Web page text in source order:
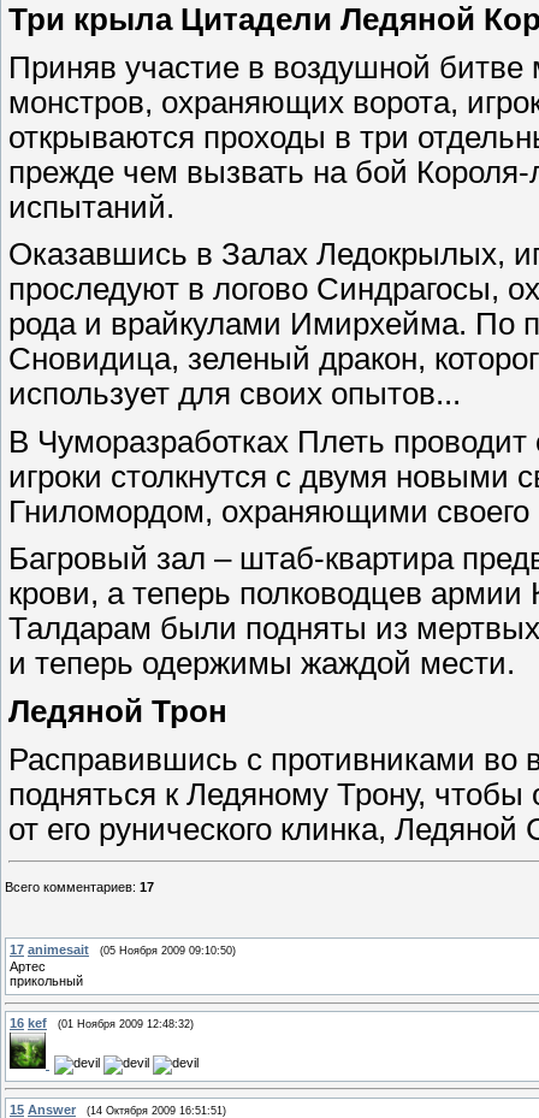
Три крыла Цитадели Ледяной
Приняв участие в воздушной
монстров, охраняющих ворота,
открываются проходы в три
прежде чем вызвать на бой
испытаний.
Оказавшись в Залах Ледокрылых,
проследуют в логово Синдрагосы,
рода и врайкулами Имирхейма. По
Сновидица, зеленый дракон,
использует для своих опытов...
В Чуморазработках Плеть
игроки столкнутся с двумя
Гниломордом, охраняющими
Багровый зал – штаб-квартира
крови, а теперь полководцев
Талдарам были подняты из
и теперь одержимы жаждой мести.
Ледяной Трон
Расправившись с противниками во
подняться к Ледяному Трону,
от его рунического клинка, Ледяной
Всего комментариев: 17
17 animesait (05 Ноября 2009 09:10:50)
Артес
прикольный
16 kef (01 Ноября 2009 12:48:32)
15 Answer (14 Октября 2009 16:51:51)